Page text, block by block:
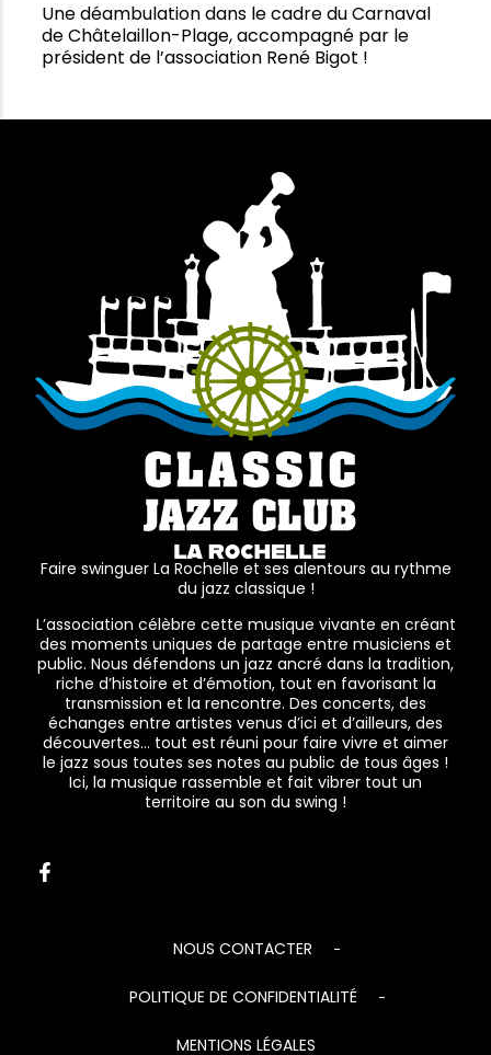
Une déambulation dans le cadre du Carnaval
de Châtelaillon-Plage, accompagné par le
président de l’association René Bigot !
Faire swinguer La Rochelle et ses alentours au rythme
du jazz classique !
L’association célèbre cette musique vivante en créant
des moments uniques de partage entre musiciens et
public. Nous défendons un jazz ancré dans la tradition,
riche d’histoire et d’émotion, tout en favorisant la
transmission et la rencontre. Des concerts, des
échanges entre artistes venus d’ici et d’ailleurs, des
découvertes… tout est réuni pour faire vivre et aimer
le jazz sous toutes ses notes au public de tous âges !
Ici, la musique rassemble et fait vibrer tout un
territoire au son du swing !
NOUS CONTACTER
POLITIQUE DE CONFIDENTIALITÉ
MENTIONS LÉGALES